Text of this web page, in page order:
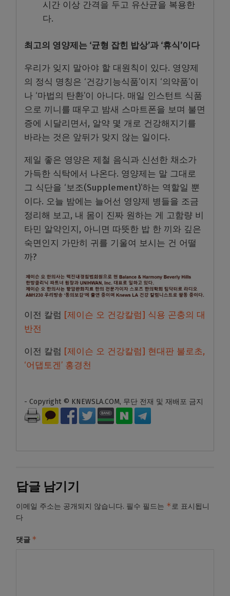
시간 이상 간격을 두고 유산균을 복용한
다.
최고의 영양제는 ‘균형 잡힌 밥상’과 ‘휴식’이다
우리가 잊지 말아야 할 대원칙이 있다. 영양제
의 정식 명칭은 ‘건강기능식품’이지 ‘의약품’이
나 ‘마법의 탄환’이 아니다. 매일 인스턴트 식품
으로 끼니를 때우고 밤새 스마트폰을 보며 불면
증에 시달리면서, 알약 몇 개로 건강해지기를
바라는 것은 앞뒤가 맞지 않는 일이다.
제일 좋은 영양은 제철 음식과 신선한 채소가
가득한 식탁에서 나온다. 영양제는 말 그대로
그 식단을 ‘보조(Supplement)’하는 역할일 뿐
이다. 오늘 밤에는 늘어선 영양제 병들을 조금
정리해 보고, 내 몸이 진짜 원하는 게 고함량 비
타민 알약인지, 아니면 따뜻한 밥 한 끼와 깊은
숙면인지 가만히 귀를 기울여 보시는 건 어떨
까?
이전 칼럼 [제이슨 오 건강칼럼] 식용 곤충의 대
반전
이전 칼럼 [제이슨 오 건강칼럼] 현대판 불로초,
‘어댑토겐’ 홍경천
- Copyright © KNEWSLA.COM, 무단 전재 및 재배포 금지
답글 남기기
이메일 주소는 공개되지 않습니다. 필수 필드는 *로 표시됩니
다
댓글 *